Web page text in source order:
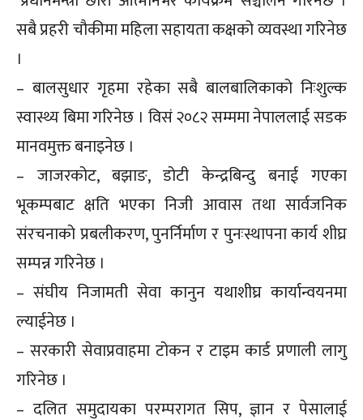
सबै प्रहरी चौकीमा महिला सहायता कक्षको व्यवस्था गरिनेछ
।
– बालसुधार गृहमा रहेका सबै बालबालिकाको निःशुल्क
स्वास्थ्य बिमा गरिनेछ । विसं २०८२ सम्ममा नेपाललाई सडक
मानवमुक्त बनाइनेछ ।
– जाजरकोट, बझाङ, डोटी केन्द्रबिन्दु बनाई गएका
भूकम्पबाट क्षति भएका निजी आवास तथा सार्वजनिक
संरचनाको प्रबलीकरण, पुनर्निर्माण र पुनःस्थापना कार्य शीघ्र
सम्पन्न गरिनेछ ।
– संघीय निजामती सेवा कानुन यथाशीघ्र कार्यान्वयनमा
ल्याईनेछ ।
– सरकारी सेवाप्रवाहमा टोकन र टाइम कार्ड प्रणाली लागु
गरिनेछ ।
– दलित समुदायका परम्परागत सिप, ज्ञान र पेसालाई